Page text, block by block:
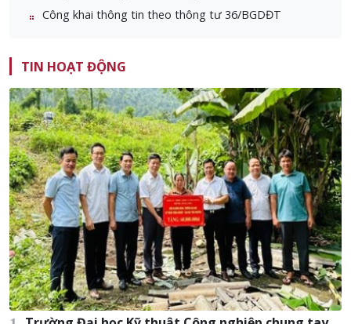
Công khai thông tin theo thông tư 36/BGDĐT
TIN HOẠT ĐỘNG